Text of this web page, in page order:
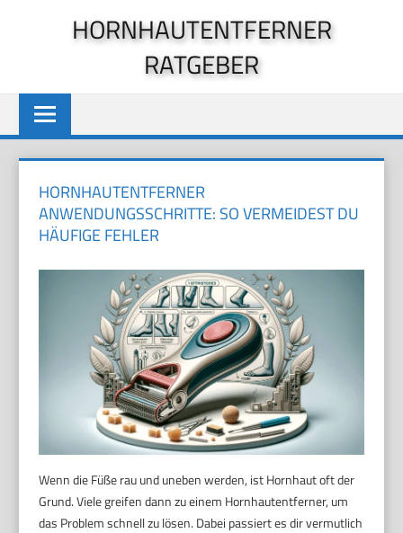
HORNHAUTENTFERNER
RATGEBER
HORNHAUTENTFERNER
ANWENDUNGSSCHRITTE: SO VERMEIDEST DU
HÄUFIGE FEHLER
Wenn die Füße rau und uneben werden, ist Hornhaut oft der
Grund. Viele greifen dann zu einem Hornhautentferner, um
das Problem schnell zu lösen. Dabei passiert es dir vermutlich